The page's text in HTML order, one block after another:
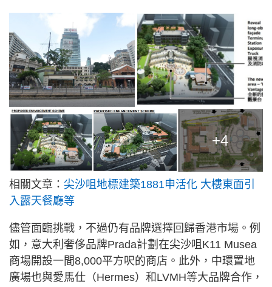
+4
相關文章： 尖沙咀地標建築1881申活化 大樓東面引
入露天餐廳等
儘管面臨挑戰，不過仍有品牌選擇回歸香港市場。例
如，意大利奢侈品牌Prada計劃在尖沙咀K11 Musea
商場開設一間8,000平方呎的商店。此外，中環置地
廣場也與愛馬仕（Hermes）和LVMH等大品牌合作，